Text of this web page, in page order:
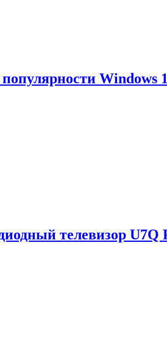
Windows
телевизор